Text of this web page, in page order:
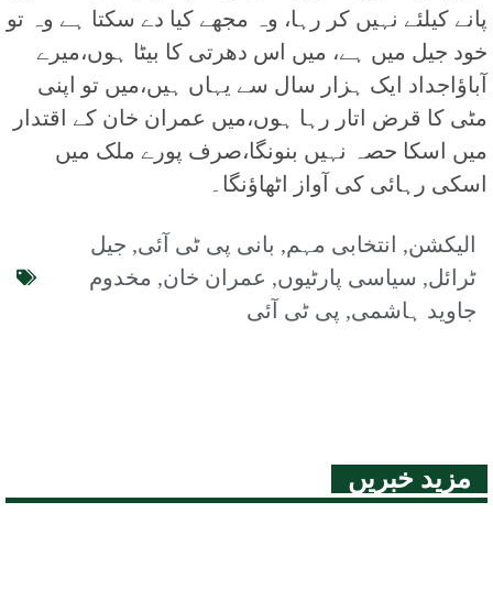
پانے کیلئے نہیں کر رہا، وہ مجھے کیا دے سکتا ہے وہ تو
خود جیل میں ہے، میں اس دھرتی کا بیٹا ہوں،میرے
آباؤاجداد ایک ہزار سال سے یہاں ہیں،میں تو اپنی
مٹی کا قرض اتار رہا ہوں،میں عمران خان کے اقتدار
میں اسکا حصہ نہیں بنونگا،صرف پورے ملک میں
اسکی رہائی کی آواز اٹھاؤنگا۔
الیکشن, انتخابی مہم, بانی پی ٹی آئی, جیل
ٹرائل, سیاسی پارٹیوں, عمران خان, مخدوم
جاوید ہاشمی, پی ٹی آئی
مزید خبریں